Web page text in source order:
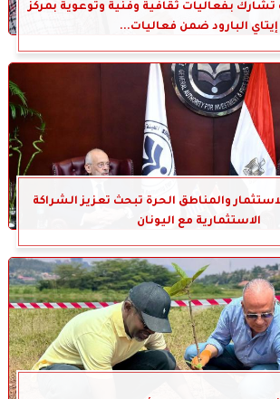
تشارك بفعاليات ثقافية وفنية وتوعوية بمركز
إيتاي البارود ضمن فعاليات...
والمناطق الحرة تبحث تعزيز الشراكة
الاستثمارية مع اليونان